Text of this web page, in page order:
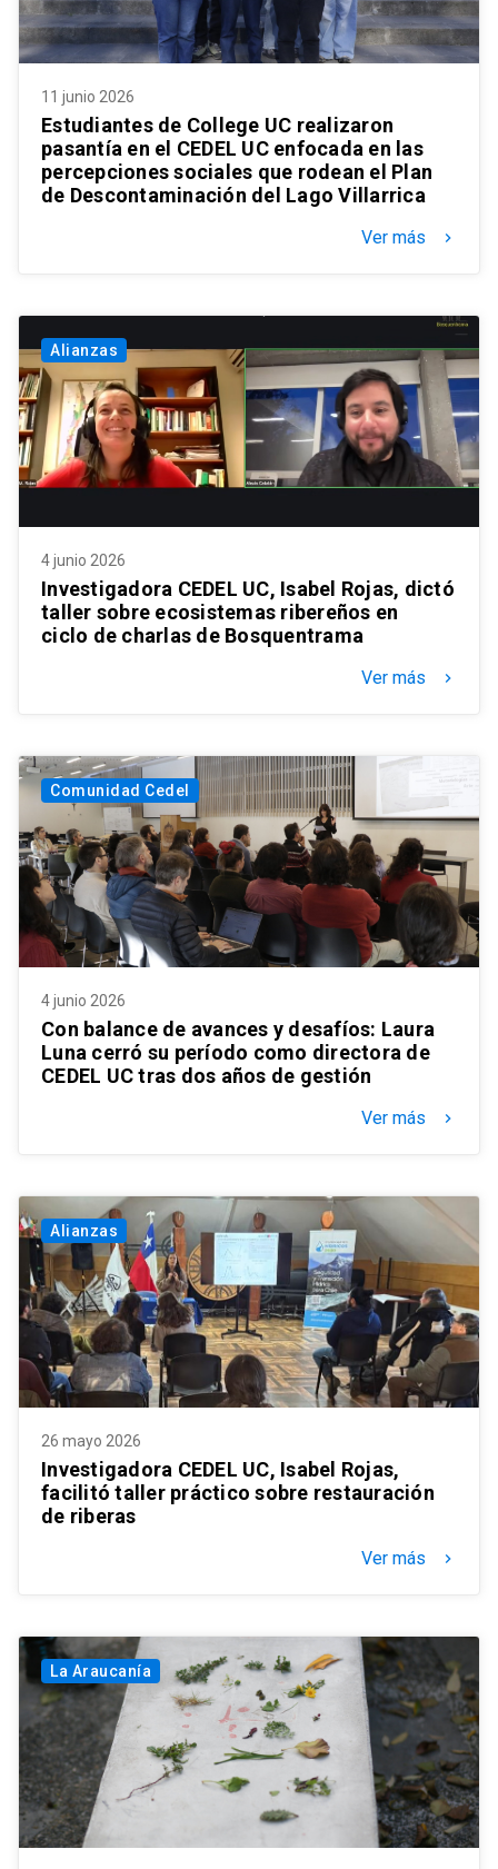
11 junio 2026
Estudiantes de College UC realizaron
pasantía en el CEDEL UC enfocada en las
percepciones sociales que rodean el Plan
de Descontaminación del Lago Villarrica
Ver más keyboard_arrow_right
Alianzas
4 junio 2026
Investigadora CEDEL UC, Isabel Rojas, dictó
taller sobre ecosistemas ribereños en
ciclo de charlas de Bosquentrama
Ver más keyboard_arrow_right
Comunidad Cedel
4 junio 2026
Con balance de avances y desafíos: Laura
Luna cerró su período como directora de
CEDEL UC tras dos años de gestión
Ver más keyboard_arrow_right
Alianzas
26 mayo 2026
Investigadora CEDEL UC, Isabel Rojas,
facilitó taller práctico sobre restauración
de riberas
Ver más keyboard_arrow_right
La Araucanía